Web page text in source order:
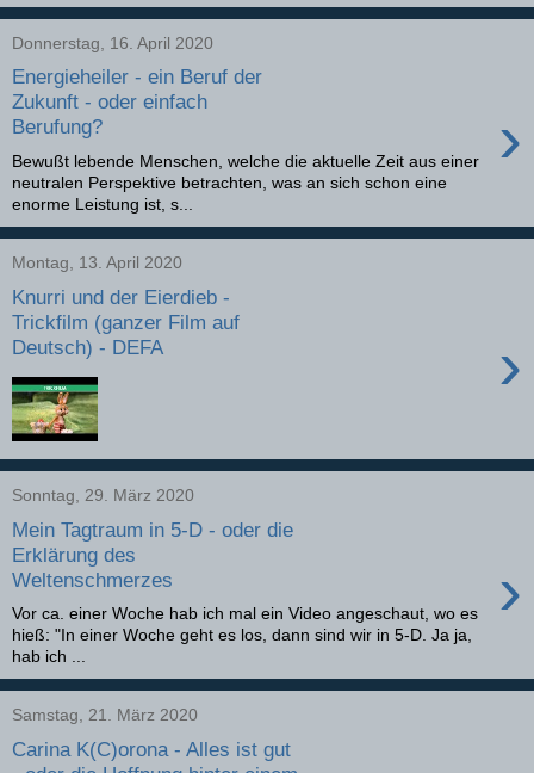
Donnerstag, 16. April 2020
Energieheiler - ein Beruf der
Zukunft - oder einfach
Berufung?
›
Bewußt lebende Menschen, welche die aktuelle Zeit aus einer
neutralen Perspektive betrachten, was an sich schon eine
enorme Leistung ist, s...
Montag, 13. April 2020
Knurri und der Eierdieb -
Trickfilm (ganzer Film auf
Deutsch) - DEFA
›
Sonntag, 29. März 2020
Mein Tagtraum in 5-D - oder die
Erklärung des
Weltenschmerzes
›
Vor ca. einer Woche hab ich mal ein Video angeschaut, wo es
hieß: "In einer Woche geht es los, dann sind wir in 5-D. Ja ja,
hab ich ...
Samstag, 21. März 2020
Carina K(C)orona - Alles ist gut